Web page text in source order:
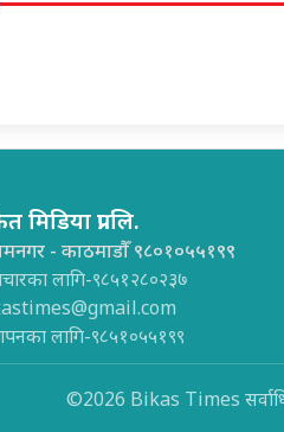
मिडिया प्रा.लि.
- काठमाडौँ ९८०१०५५१९९
लागि-९८५१२८०२३७
लागि-९८५१०५५१९९
©2026 Bikas Times